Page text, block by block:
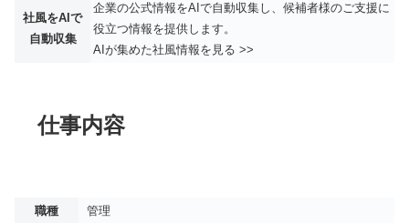
社風をAIで
自動収集
企業の公式情報をAIで自動収集し、候補者様のご支援に
役立つ情報を提供します。
AIが集めた社風情報を見る >>
仕事内容
職種 管理